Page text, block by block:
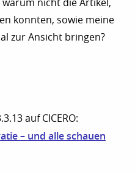
nicht die Artikel,
konnten, sowie meine
zur Ansicht bringen?
auf CICERO:
– und alle schauen